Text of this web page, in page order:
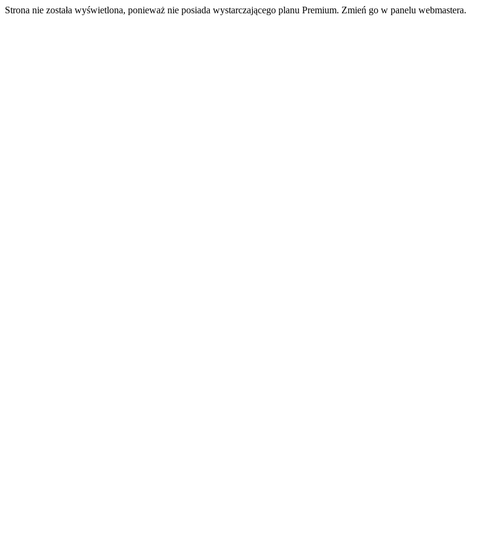
Strona nie została wyświetlona, ponieważ nie posiada wystarczającego planu Premium. Zmień go w panelu webmastera.